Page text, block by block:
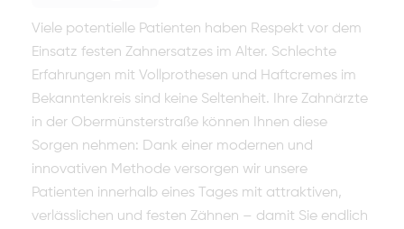
Viele potentielle Patienten haben Respekt vor dem
Einsatz festen Zahnersatzes im Alter. Schlechte
Erfahrungen mit Vollprothesen und Haftcremes im
Bekanntenkreis sind keine Seltenheit. Ihre Zahnärzte
in der Obermünsterstraße können Ihnen diese
Sorgen nehmen: Dank einer modernen und
innovativen Methode versorgen wir unsere
Patienten innerhalb eines Tages mit attraktiven,
verlässlichen und festen Zähnen – damit Sie endlich